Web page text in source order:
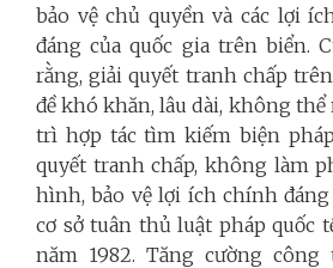
bảo vệ chủ quyền và các lợi
đáng của quốc gia trên biển.
rằng, giải quyết tranh chấp
đề khó khăn, lâu dài, không
trì hợp tác tìm kiếm biện
quyết tranh chấp, không làm
hình, bảo vệ lợi ích chính
cơ sở tuân thủ luật pháp quốc
năm 1982. Tăng cường công